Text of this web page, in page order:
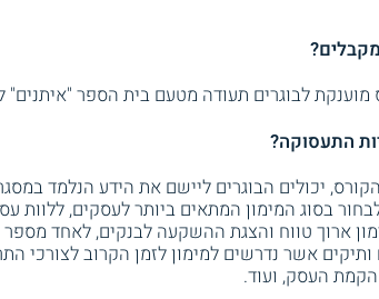
מוענקת לבוגרים תעודה מטעם בית הספר "איתנים"
התעסוקה?
יכולים הבוגרים ליישם את הידע הנלמד
בסוג המימון המתאים ביותר לעסקים, ללוות
ארוך טווח והצגת ההשקעה לבנקים, לאחד
אשר נדרשים למימון לזמן הקרוב לצורכי
הקמת העסק, ועוד.